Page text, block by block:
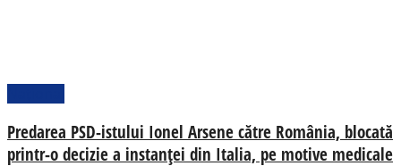
Predarea PSD-istului Ionel Arsene către România, blocată
printr-o decizie a instanței din Italia, pe motive medicale